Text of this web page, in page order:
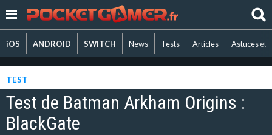
iOS ANDROID SWITCH News Tests Articles Astuces et
TEST
Test de Batman Arkham Origins :
BlackGate